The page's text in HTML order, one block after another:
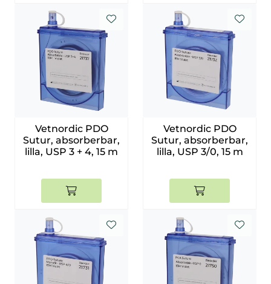
Vetnordic PDO
Sutur, absorberbar,
lilla, USP 3 + 4, 15 m
Vetnordic PDO
Sutur, absorberbar,
lilla, USP 3/0, 15 m